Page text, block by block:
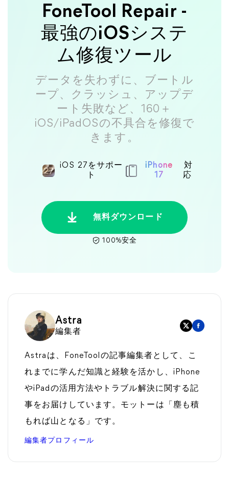
FoneTool Repair -
最強のiOSシステ
ム修復ツール
データを失わずに、ブートル
ープ、クラッシュ、アップデ
ート失敗など、160＋
iOS/iPadOSの不具合を修復で
きます。
iOS 27をサポー
ト
iPhone
17
対
応
無料ダウンロード
100%安全
Astra
編集者
Astraは、FoneToolの記事編集者として、こ
れまでに学んだ知識と経験を活かし、iPhone
やiPadの活用方法やトラブル解決に関する記
事をお届けしています。モットーは「塵も積
もれば山となる」です。
編集者プロフィール